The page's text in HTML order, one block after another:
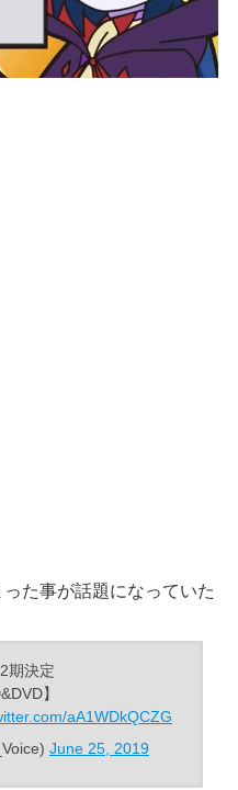
た事が話題になっていた
期決定
】
aA1WDkQCZG
June 25, 2019